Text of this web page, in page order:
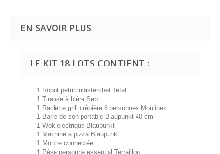
EN SAVOIR PLUS
LE KIT 18 LOTS CONTIENT :
1 Robot pétrin masterchef Tefal
1 Tireuse à bière Seb
1 Raclette grill crêpière 6 personnes Moulinex
1 Barre de son portable Blaupunkt 40 cm
1 Wok electrique Blaupunkt
1 Machine à pizza Blaupunkt
1 Montre connectée
1 Pèse personne essential Terraillon